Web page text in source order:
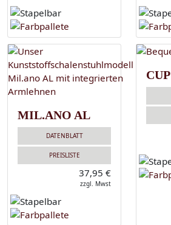
MIL.ANO AL
DATENBLATT
PREISLISTE
37,95 €
zzgl. Mwst
CUP